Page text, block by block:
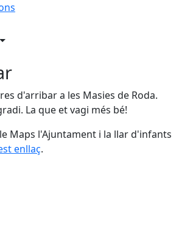
d'arribar a les Masies de Roda.
La que et vagi més bé!
Maps l'Ajuntament i la llar d'infants
enllaç.